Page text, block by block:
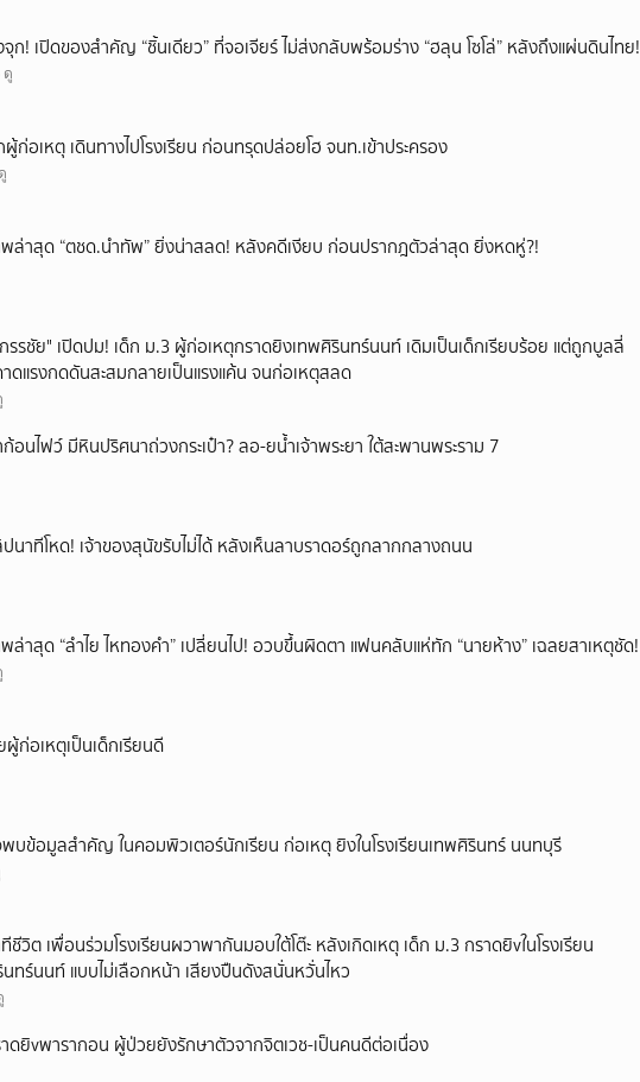
ก! เปิดของสำคัญ “ชิ้นเดียว” ที่จอเจียร์ ไม่ส่งกลับพร้อมร่าง “ฮลุน โซโล่” หลังถึงแผ่นดินไทย!
ดู
ก่อเหตุ เดินทางไปโรงเรียน ก่อนทรุดปล่อยโฮ จนท.เข้าประครอง
พล่าสุด “ตชด.นำทัพ” ยิ่งน่าสลด! หลังคดีเงียบ ก่อนปรากฎตัวล่าสุด ยิ่งหดหู่?!
รรชัย" เปิดปม! เด็ก ม.3 ผู้ก่อเหตุกราดยิงเทพศิรินทร์นนท์ เดิมเป็นเด็กเรียบร้อย แต่ถูกบูลลี่
ดแรงกดดันสะสมกลายเป็นแรงแค้น จนก่อเหตุสลด
ก้อนไฟว์ มีหินปริศนาถ่วงกระเป๋า? ลอ-ยน้ำเจ้าพระยา ใต้สะพานพระราม 7
นาทีโหด! เจ้าของสุนัขรับไม่ได้ หลังเห็นลาบราดอร์ถูกลากกลางถนน
ล่าสุด “ลำไย ไหทองคำ” เปลี่ยนไป! อวบขึ้นผิดตา แฟนคลับแห่ทัก “นายห้าง” เฉลยสาเหตุชัด!
ผู้ก่อเหตุเป็นเด็กเรียนดี
บข้อมูลสำคัญ ในคอมพิวเตอร์นักเรียน ก่อเหตุ ยิงในโรงเรียนเทพศิรินทร์ นนทบุรี
ชีวิต เพื่อนร่วมโรงเรียนผวาพากันมอบใต้โต๊ะ หลังเกิดเหตุ เด็ก ม.3 กราดยิvในโรงเรียน
ทร์นนท์ แบบไม่เลือกหน้า เสียงปืนดังสนั่นหวั่นไหว
าดยิvพารากอน ผู้ป่วยยังรักษาตัวจากจิตเวช-เป็นคนดีต่อเนื่อง